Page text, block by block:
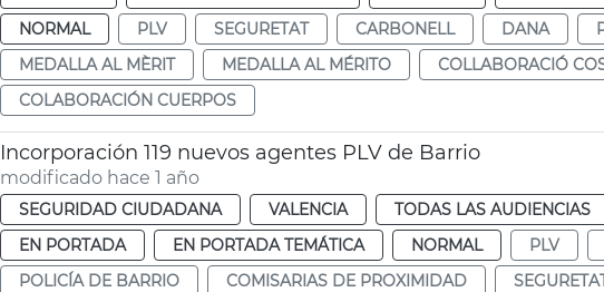
NORMAL
PLV SEGURETAT CARBONELL DANA
MEDALLA AL MÈRIT
MEDALLA AL MÉRITO
COLLABORACIÓ
COLABORACIÓN CUERPOS
Incorporación 119 nuevos agentes PLV de Barrio
modificado hace 1 año
SEGURIDAD CIUDADANA VALENCIA TODAS LAS AUDIENCIAS
EN PORTADA
EN PORTADA TEMÁTICA NORMAL PLV
POLICÍA DE BARRIO
COMISARIAS DE PROXIMIDAD